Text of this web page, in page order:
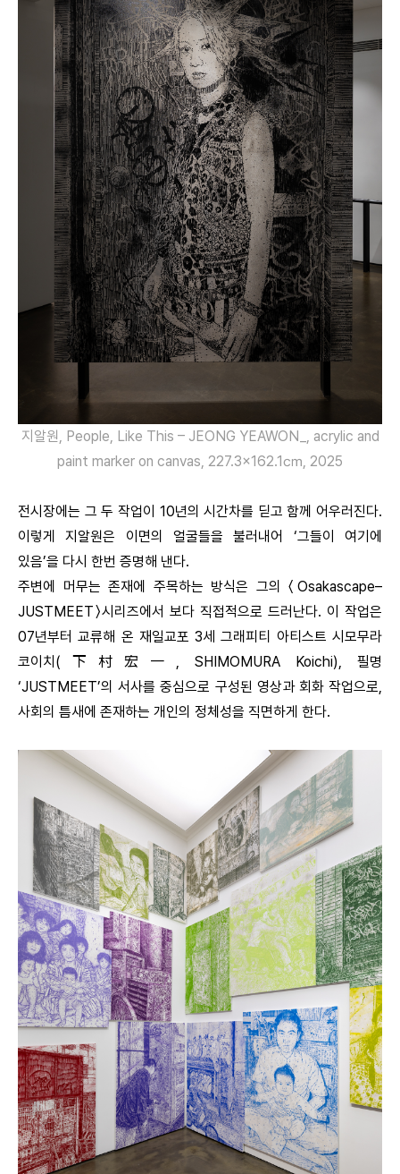
지알원, People, Like This – JEONG YEAWON_, acrylic and
paint marker on canvas, 227.3×162.1㎝, 2025
전시장에는 그 두 작업이 10년의 시간차를 딛고 함께 어우러진다.
이렇게 지알원은 이면의 얼굴들을 불러내어 ‘그들이 여기에
있음’을 다시 한번 증명해 낸다.
주변에 머무는 존재에 주목하는 방식은 그의 〈Osakascape–
JUSTMEET〉시리즈에서 보다 직접적으로 드러난다. 이 작업은
07년부터 교류해 온 재일교포 3세 그래피티 아티스트 시모무라
코이치(下村宏一, SHIMOMURA Koichi), 필명
‘JUSTMEET’의 서사를 중심으로 구성된 영상과 회화 작업으로,
사회의 틈새에 존재하는 개인의 정체성을 직면하게 한다.